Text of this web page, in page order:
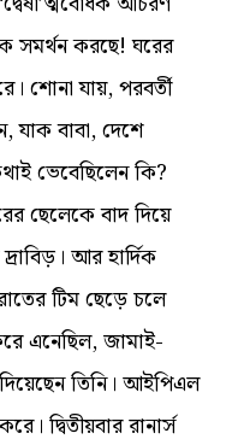
সমর্থন করছে! ঘরের
শোনা যায়, পরবর্তী
যাক বাবা, দেশে
ভেবেছিলেন কি?
ছেলেকে বাদ দিয়ে
আর হার্দিক
টিম ছেড়ে চলে
এনেছিল, জামাই-
তিনি।‌ আইপিএল
দ্বিতীয়বার রানার্স